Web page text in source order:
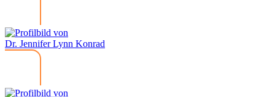
Dr. Jennifer Lynn Konrad